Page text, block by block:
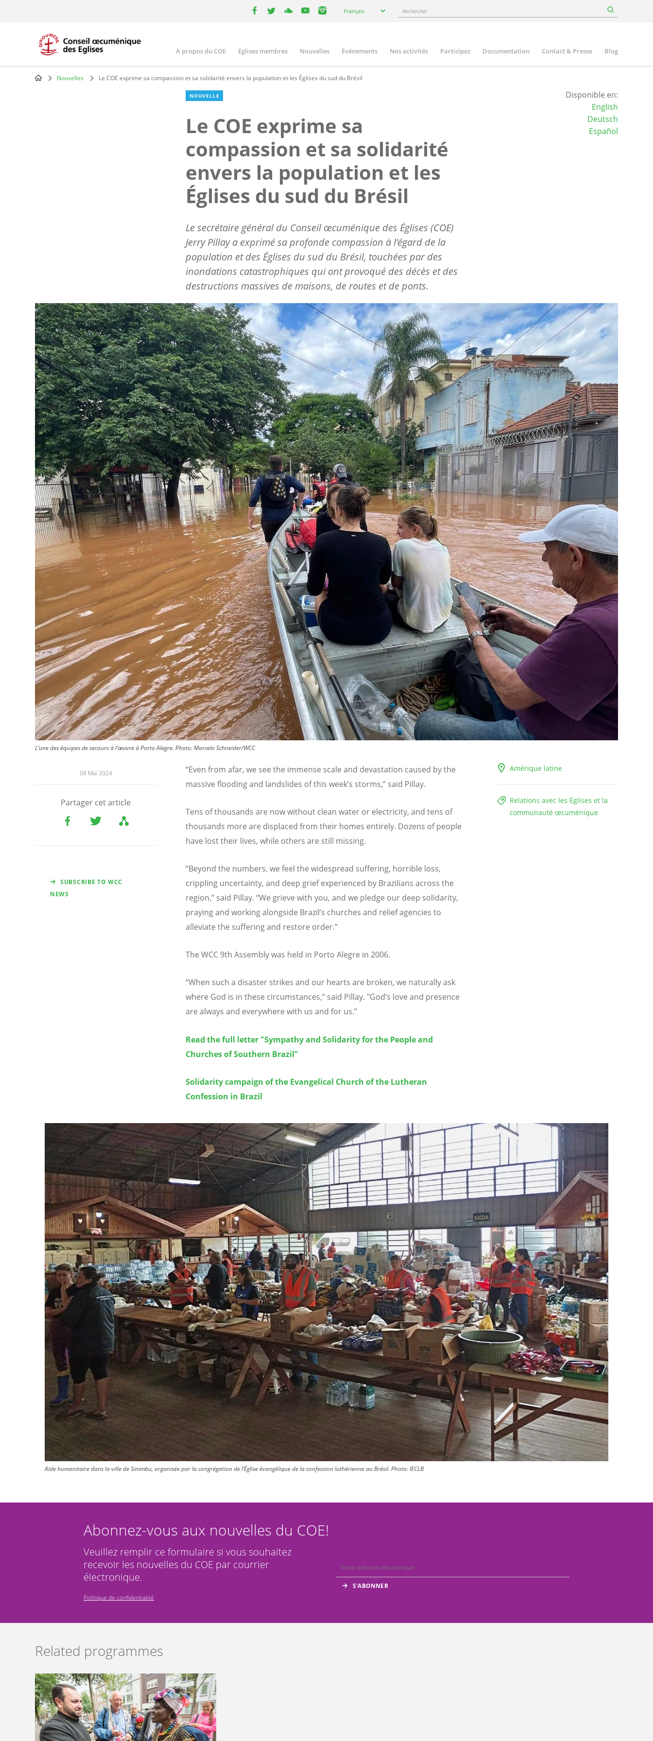
your
Français Rechercher
Main
navigation
À propos du COE Églises membres Nouvelles Événements Nos activités Participez Documentation Contact & Presse Blog
Nouvelles Le COE exprime sa compassion et sa solidarité envers la population et les Églises du sud du Brésil
NOUVELLE
Le COE exprime sa
compassion et sa solidarité
envers la population et les
Églises du sud du Brésil
Le secrétaire général du Conseil œcuménique des Églises (COE)
Jerry Pillay a exprimé sa profonde compassion à l’égard de la
population et des Églises du sud du Brésil, touchées par des
inondations catastrophiques qui ont provoqué des décès et des
destructions massives de maisons, de routes et de ponts.
Disponible en:
English
Deutsch
Español
Image
L’une des équipes de secours à l’œuvre à Porto Alegre. Photo:Marcelo Schneider/WCC
08 Mai 2024
Partager cet article
SUBSCRIBE TO WCC
NEWS
Amérique latine
Relations avec les Églises et la
communauté œcuménique
“Even from afar, we see the immense scale and devastation caused by the
massive flooding and landslides of this week’s storms,” said Pillay.
Tens of thousands are now without clean water or electricity, and tens of
thousands more are displaced from their homes entirely. Dozens of people
have lost their lives, while others are still missing.
“Beyond the numbers, we feel the widespread suffering, horrible loss,
crippling uncertainty, and deep grief experienced by Brazilians across the
region,” said Pillay. “We grieve with you, and we pledge our deep solidarity,
praying and working alongside Brazil’s churches and relief agencies to
alleviate the suffering and restore order.”
The WCC 9th Assembly was held in Porto Alegre in 2006.
“When such a disaster strikes and our hearts are broken, we naturally ask
where God is in these circumstances,” said Pillay. "God’s love and presence
are always and everywhere with us and for us.”
Read the full letter "Sympathy and Solidarity for the People and
Churches of Southern Brazil"
Solidarity campaign of the Evangelical Church of the Lutheran
Confession in Brazil
Image
Aide humanitaire dans la ville de Sinimbu, organisée par la congrégation de l’Église évangélique de la confession luthérienne au Brésil. Photo:IECLB
Abonnez-vous aux nouvelles du COE!
Veuillez remplir ce formulaire si vous souhaitez
recevoir les nouvelles du COE par courrier
électronique.
Politique de confidentialité
Related programmes